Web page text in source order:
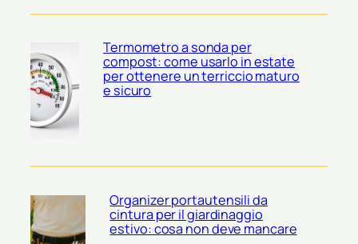
Termometro a sonda per
compost: come usarlo in estate
per ottenere un terriccio maturo
e sicuro
Organizer portautensili da
cintura per il giardinaggio
estivo: cosa non deve mancare